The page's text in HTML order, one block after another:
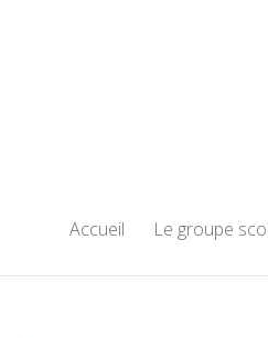
Accueil Le groupe